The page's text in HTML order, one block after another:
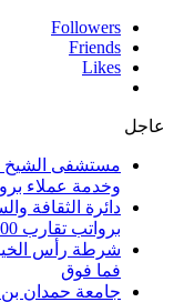
Followers
Friends
Likes
عاجل
مستشفى الشيخ
وخدمة عملاء برواتب تصل
دائرة الثقافة
برواتب تقارب 40000 وأكثر
شرطة رأس
فما فوق
جامعة حمدان بن